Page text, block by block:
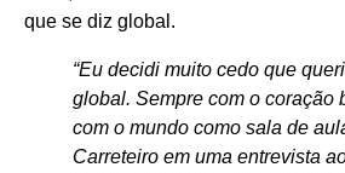
que se diz global.
“Eu decidi muito cedo que
global. Sempre com o coração
com o mundo como sala de
Carreteiro em uma entrevista